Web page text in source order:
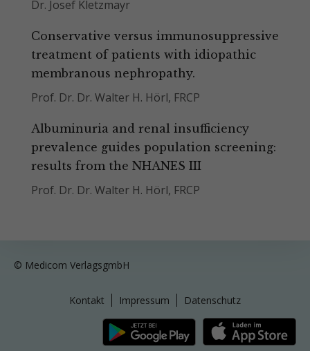
Dr. Josef Kletzmayr
Conservative versus immunosuppressive
treatment of patients with idiopathic
membranous nephropathy.
Prof. Dr. Dr. Walter H. Hörl, FRCP
Albuminuria and renal insufficiency
prevalence guides population screening:
results from the NHANES III
Prof. Dr. Dr. Walter H. Hörl, FRCP
© Medicom VerlagsgmbH
Kontakt Impressum Datenschutz